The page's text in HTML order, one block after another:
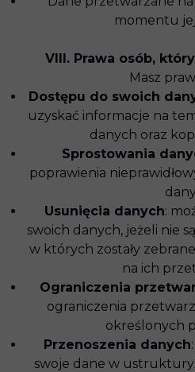
momentu
VIII. Prawa osób,
Masz
Dostępu do swoich
uzyskać informacje na
danych oraz
Sprostowania
poprawienia
Usunięcia danych:
swoich danych, jeżeli nie
w których zostały
na ich
Ograniczenia
ograniczenia
określonych
Przenoszenia danych
swoje dane w